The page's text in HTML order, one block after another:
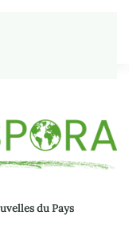
du Pays